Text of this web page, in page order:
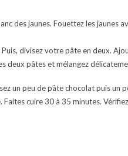
des jaunes. Fouettez les jaunes
divisez votre pâte en deux.
deux pâtes et mélangez
un peu de pâte chocolat puis un
cuire 30 à 35 minutes.